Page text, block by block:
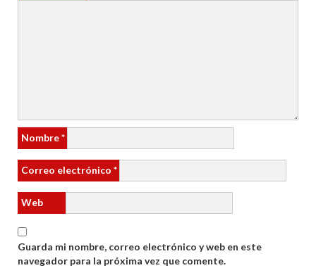
Nombre*
Correo electrónico *
Web
Guarda mi nombre, correo electrónico y web en este
navegador para la próxima vez que comente.